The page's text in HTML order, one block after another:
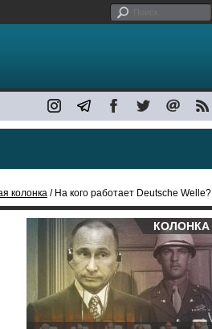
колонка / На кого работает Deutsche Welle?
КОЛОНКА